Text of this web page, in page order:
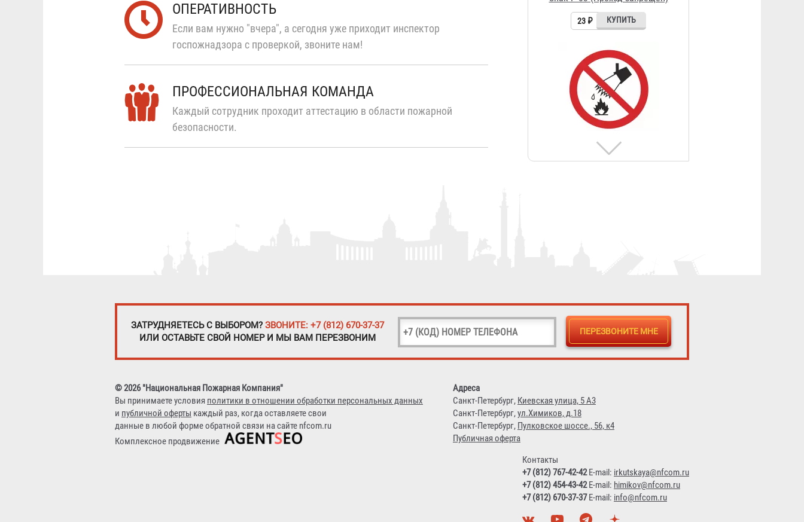
ОПЕРАТИВНОСТЬ
Если вам нужно "вчера", а сегодня уже приходит инспектор
госпожнадзора с проверкой, звоните нам!
ПРОФЕССИОНАЛЬНАЯ КОМАНДА
Каждый сотрудник проходит аттестацию в области пожарной
безопасности.
23 ₽
Знак P-06 (Доступ посторонним
запрещен)
ЗАТРУДНЯЕТЕСЬ С ВЫБОРОМ? ЗВОНИТЕ: +7 (812) 670-37-37
ИЛИ ОСТАВЬТЕ СВОЙ НОМЕР И МЫ ВАМ ПЕРЕЗВОНИМ
© 2026 "Национальная Пожарная Компания"
Вы принимаете условия политики в отношении обработки персональных данных
и публичной оферты каждый раз, когда оставляете свои
данные в любой форме обратной связи на сайте nfcom.ru
Комплексное продвижение
Адреса
Санкт-Петербург, Киевская улица, 5 А3
Санкт-Петербург,ул.Химиков, д.18
Санкт-Петербург, Пулковское шоссе., 56, к4
Публичная оферта
Контакты
+7 (812) 767-42-42E-mail: irkutskaya@nfcom.ru
+7 (812) 454-43-42E-mail: himikov@nfcom.ru
+7 (812) 670-37-37E-mail: info@nfcom.ru